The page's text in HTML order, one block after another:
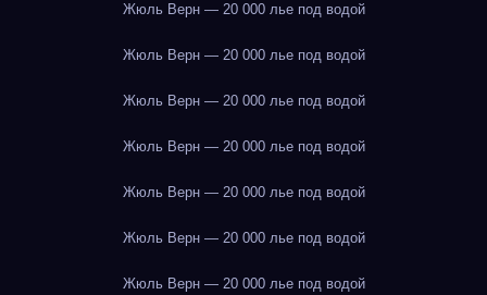
Жюль Верн — 20 000 лье под водой
Жюль Верн — 20 000 лье под водой
Жюль Верн — 20 000 лье под водой
Жюль Верн — 20 000 лье под водой
Жюль Верн — 20 000 лье под водой
Жюль Верн — 20 000 лье под водой
Жюль Верн — 20 000 лье под водой